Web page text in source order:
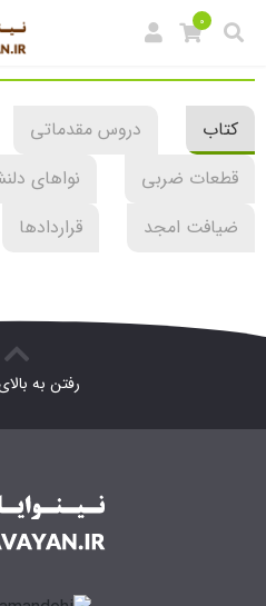
0
کتاب دروس مقدماتی
قطعات ضربی
نواهای
ضیافت امجد
قراردادها
رفتن به